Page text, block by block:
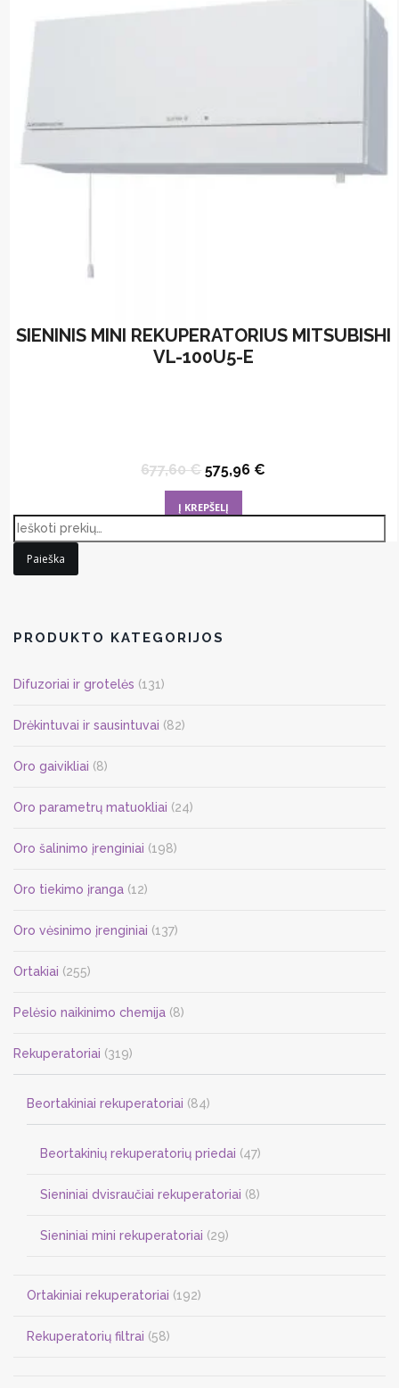
product
SIENINIS MINI REKUPERATORIUS MITSUBISHI
VL-100U5-E
677,60€ Original
price
677,60 €.
575,96 €
575,96 €.
Į KREPŠELĮ
Paieška
PRODUKTO KATEGORIJOS
Difuzoriai ir grotelės (131)
Drėkintuvai ir sausintuvai (82)
Oro gaivikliai (8)
Oro parametrų matuokliai (24)
Oro šalinimo įrenginiai (198)
Oro tiekimo įranga (12)
Oro vėsinimo įrenginiai (137)
Ortakiai (255)
Pelėsio naikinimo chemija (8)
Rekuperatoriai (319)
Beortakiniai rekuperatoriai (84)
Beortakinių rekuperatorių priedai (47)
Sieniniai dvisraučiai rekuperatoriai (8)
Sieniniai mini rekuperatoriai (29)
Ortakiniai rekuperatoriai (192)
Rekuperatorių filtrai (58)